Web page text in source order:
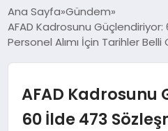
ASAYIŞ
EĞITIM
FINANS
Ana Sayfa Gündem
AFAD Kadrosunu
Personel Alımı İçin Tarihler Belli
AFAD Kadrosunu
60 İlde 473